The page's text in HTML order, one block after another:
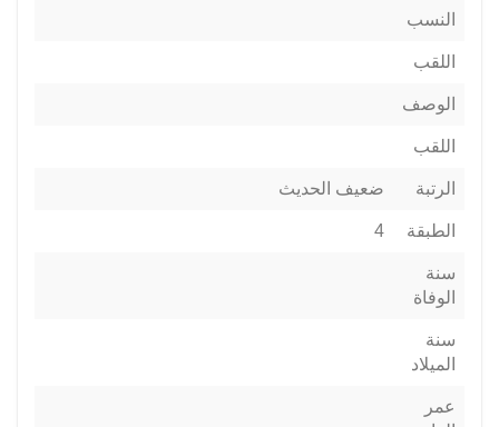
النسب
اللقب
الوصف
اللقب
الرتبة ضعيف الحديث
الطبقة 4
سنة
الوفاة
سنة
الميلاد
عمر